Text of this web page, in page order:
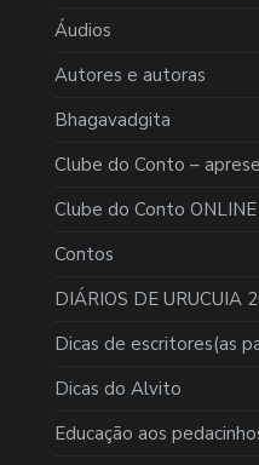
Áudios
Autores e autoras
Bhagavadgita
Clube do Conto –
Clube do Conto ONLINE
Contos
DIÁRIOS DE URUCUIA
Dicas de escritores(as
Dicas do Alvito
Educação aos